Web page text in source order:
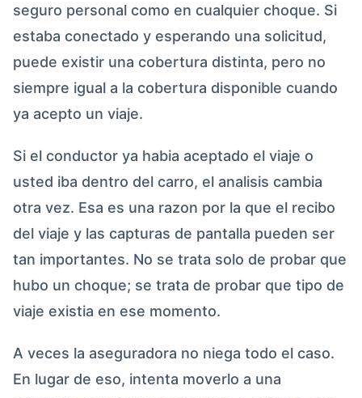
seguro personal como en cualquier choque. Si
estaba conectado y esperando una solicitud,
puede existir una cobertura distinta, pero no
siempre igual a la cobertura disponible cuando
ya acepto un viaje.
Si el conductor ya habia aceptado el viaje o
usted iba dentro del carro, el analisis cambia
otra vez. Esa es una razon por la que el recibo
del viaje y las capturas de pantalla pueden ser
tan importantes. No se trata solo de probar que
hubo un choque; se trata de probar que tipo de
viaje existia en ese momento.
A veces la aseguradora no niega todo el caso.
En lugar de eso, intenta moverlo a una